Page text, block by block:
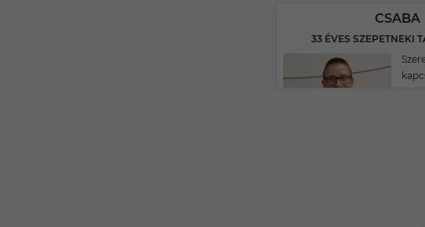
CSABA
33 ÉVES SZEPETNEKI